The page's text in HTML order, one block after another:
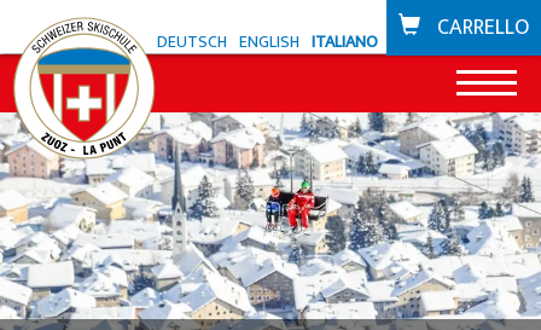
DEUTSCH ENGLISH ITALIANO CARRELLO
News
Offerta Zuoz
Snowli Kids Village
Offerta La Punt